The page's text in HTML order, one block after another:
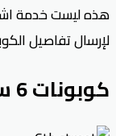
هذه ليست خدمة
لإرسال تفاصيل
كوبونات 6 ستريت الأكثر شيوعاً